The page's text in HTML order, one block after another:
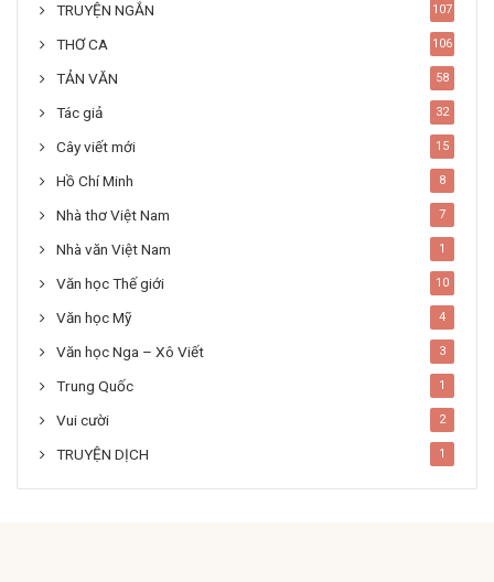
TRUYỆN NGẮN 107
THƠ CA 106
TẢN VĂN 58
Tác giả 32
Cây viết mới 15
Hồ Chí Minh 8
Nhà thơ Việt Nam 7
Nhà văn Việt Nam 1
Văn học Thế giới 10
Văn học Mỹ 4
Văn học Nga – Xô Viết 3
Trung Quốc 1
Vui cười 2
TRUYỆN DỊCH 1